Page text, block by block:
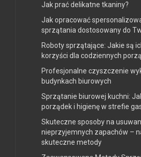
Jak prać delikatne tkaniny?
Jak opracować
sprzątania dostosowany do
Roboty sprzątające: Jakie są
korzyści dla codziennych
Profesjonalne czyszczenie
budynkach biurowych
Sprzątanie biurowej kuchni:
porządek i higienę w strefie
Skuteczne sposoby na
nieprzyjemnych zapachów –
skuteczne metody